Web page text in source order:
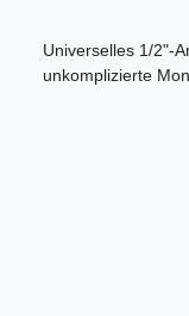
Universelles 1/2"-
unkomplizierte